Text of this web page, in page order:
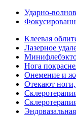
Ударно-
Клеевая
Лазерное
Нога
Онемение и
Отекают ноги,